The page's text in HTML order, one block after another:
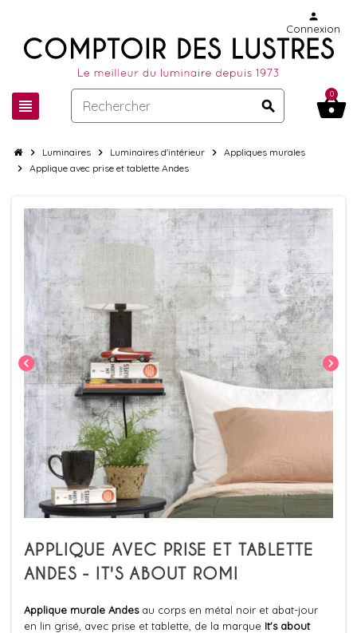
view_headline search
person
Connexion
shopping_basket
0
chevron_right Luminaires chevron_right Luminaires d'intérieur chevron_right Appliques murales
chevron_right Applique avec prise et tablette Andes
chevron_left chevron_right
APPLIQUE AVEC PRISE ET TABLETTE
ANDES - IT'S ABOUT ROMI
Applique murale Andes au corps en métal noir et abat-jour
en lin grisé, avec prise et tablette, de la marque It's about